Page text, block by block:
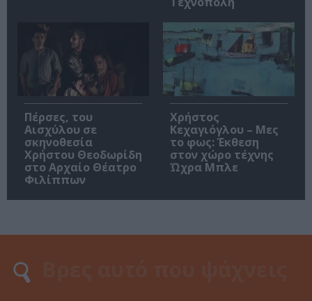
Πέρσες, του
Αισχύλου σε
σκηνοθεσία
Χρήστου Θεοδωρίδη
στο Αρχαίο Θέατρο
Φιλίππων
Χρήστος
Κεχαγιόγλου – Μες
το φως: Έκθεση
στον χώρο τέχνης
Ώχρα Μπλε